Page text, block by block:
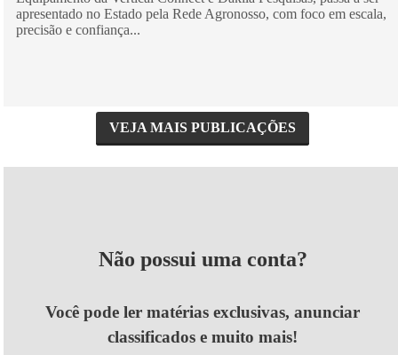
apresentado no Estado pela Rede Agronosso, com foco em escala,
precisão e confiança...
VEJA MAIS PUBLICAÇÕES
Não possui uma conta?
Você pode ler matérias exclusivas, anunciar
classificados e muito mais!